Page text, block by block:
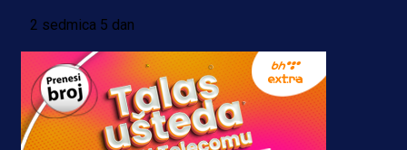
2 sedmica 5 dan